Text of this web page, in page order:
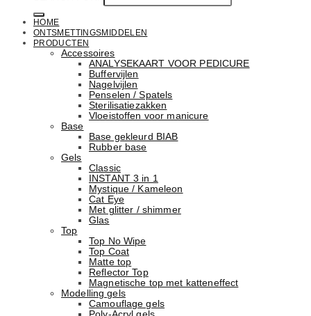
HOME
ONTSMETTINGSMIDDELEN
PRODUCTEN
Accessoires
ANALYSEKAART VOOR PEDICURE
Buffervijlen
Nagelvijlen
Penselen / Spatels
Sterilisatiezakken
Vloeistoffen voor manicure
Base
Basе gekleurd BIAB
Rubber basе
Gels
Classic
INSTANT 3 in 1
Mystique / Kameleon
Cat Eye
Met glitter / shimmer
Glas
Top
Top No Wipe
Top Coat
Matte top
Reflector Top
Magnetische top met katteneffect
Modelling gels
Camouflage gels